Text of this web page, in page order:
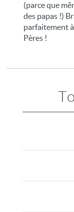
(parce que
des papas !)
parfaitement
Pères !